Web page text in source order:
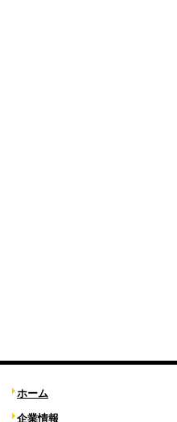
ホーム
企業情報